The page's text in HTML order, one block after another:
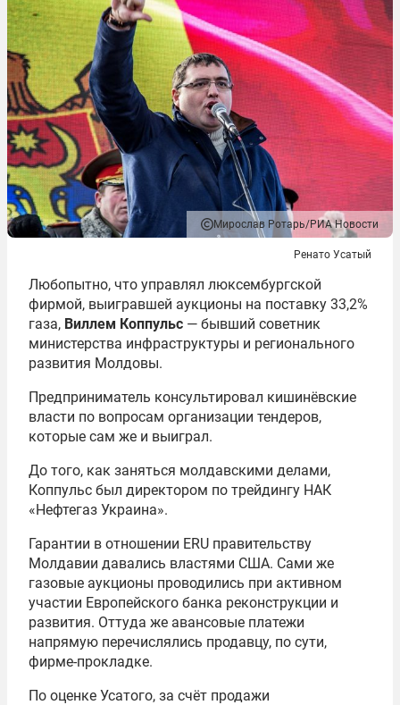
Мирослав Ротарь/РИА Новости
Ренато Усатый
Любопытно, что управлял люксембургской
фирмой, выигравшей аукционы на поставку 33,2%
газа, Виллем Коппульс — бывший советник
министерства инфраструктуры и регионального
развития Молдовы.
Предприниматель консультировал кишинёвские
власти по вопросам организации тендеров,
которые сам же и выиграл.
До того, как заняться молдавскими делами,
Коппульс был директором по трейдингу НАК
«Нефтегаз Украина».
Гарантии в отношении ERU правительству
Молдавии давались властями США. Сами же
газовые аукционы проводились при активном
участии Европейского банка реконструкции и
развития. Оттуда же авансовые платежи
напрямую перечислялись продавцу, по сути,
фирме-прокладке.
По оценке Усатого, за счёт продажи